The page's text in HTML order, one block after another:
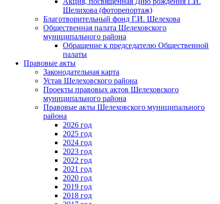
Шелихова (фоторепортаж)
Благотворительный фонд Г.И. Шелехова
Общественная палата Шелеховского
муниципального района
Обращение к председателю Общественной
палаты
Правовые акты
Законодательная карта
Устав Шелеховского района
Проекты правовых актов Шелеховского
муниципального района
Правовые акты Шелеховского муниципального
района
2026 год
2025 год
2024 год
2023 год
2022 год
2021 год
2020 год
2019 год
2018 год